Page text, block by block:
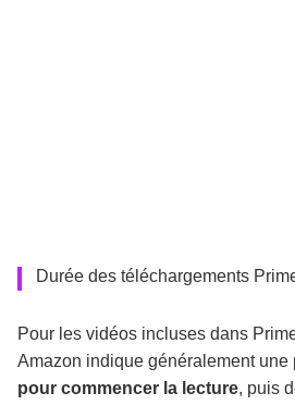
Durée des téléchargements
Pour les vidéos incluses dans
Amazon indique généralement une
pour commencer la lecture, puis